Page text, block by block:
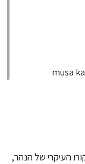
העיקרי של הנהר,